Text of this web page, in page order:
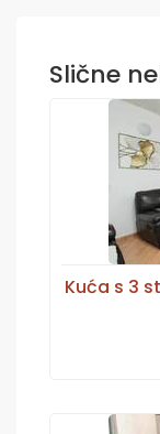
Slične
Kuća s 3